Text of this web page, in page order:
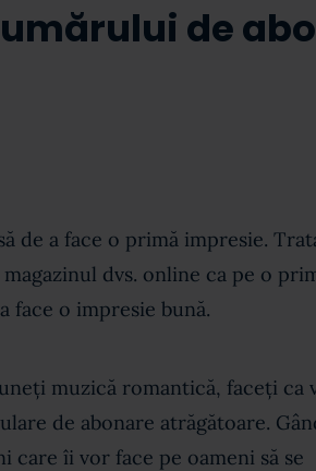
de
de a face o primă impresie.
dvs. online ca pe o
face o impresie bună.
muzică romantică, faceți
de abonare atrăgătoare.
care îi vor face pe oameni să se